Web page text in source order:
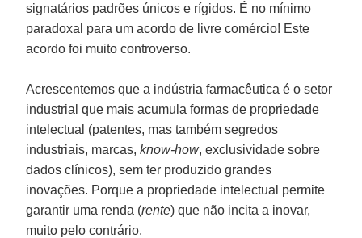
signatários padrões únicos e rígidos. É no mínimo
paradoxal para um acordo de livre comércio! Este
acordo foi muito controverso.
Acrescentemos que a indústria farmacêutica é o setor
industrial que mais acumula formas de propriedade
intelectual (patentes, mas também segredos
industriais, marcas,know-how, exclusividade sobre
dados clínicos), sem ter produzido grandes
inovações. Porque a propriedade intelectual permite
garantir uma renda (rente) que não incita a inovar,
muito pelo contrário.